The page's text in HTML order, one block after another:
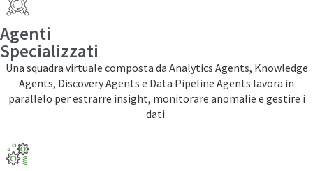
Agenti
Specializzati
Una squadra virtuale composta da Analytics Agents, Knowledge
Agents, Discovery Agents e Data Pipeline Agents lavora in
parallelo per estrarre insight, monitorare anomalie e gestire i
dati.